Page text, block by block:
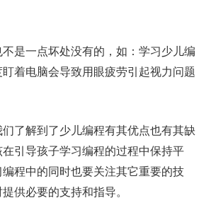
是一点坏处没有的，如：学习少儿编
着电脑会导致用眼疲劳引起视力问题
了解到了少儿编程有其优点也有其缺
引导孩子学习编程的过程中保持平
程中的同时也要关注其它重要的技
供必要的支持和指导。